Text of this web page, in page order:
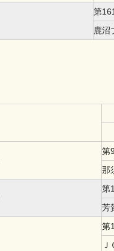
第
鹿沼
第
那
第
芳
第